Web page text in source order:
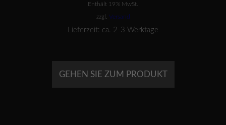
Enthält 19% MwSt.
zzgl. Versand
Lieferzeit: ca. 2-3 Werktage
GEHEN SIE ZUM PRODUKT